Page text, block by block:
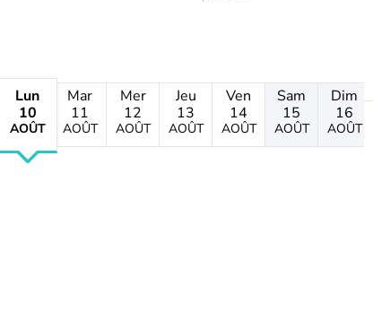
Lun
10
AOÛT
Mar
11
AOÛT
Mer
12
AOÛT
Jeu
13
AOÛT
Ven
14
AOÛT
Sam
15
AOÛT
Dim
16
AOÛT